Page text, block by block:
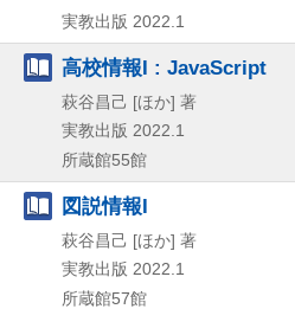
実教出版 2022.1
高校情報I : JavaScript
萩谷昌己 [ほか] 著
実教出版 2022.1
所蔵館55館
図説情報I
萩谷昌己 [ほか] 著
実教出版 2022.1
所蔵館57館